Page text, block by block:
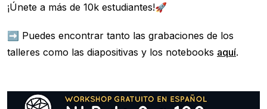
¡Únete a más de 10k estudiantes!🚀
➡️ Puedes encontrar tanto las grabaciones de los
talleres como las diapositivas y los notebooks aquí.